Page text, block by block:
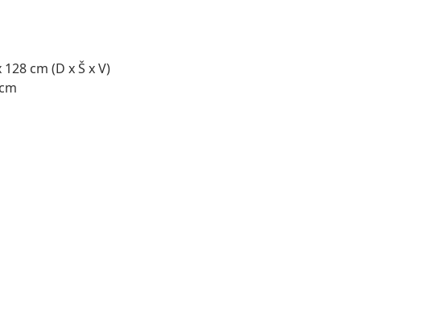
cm (D x Š x V)